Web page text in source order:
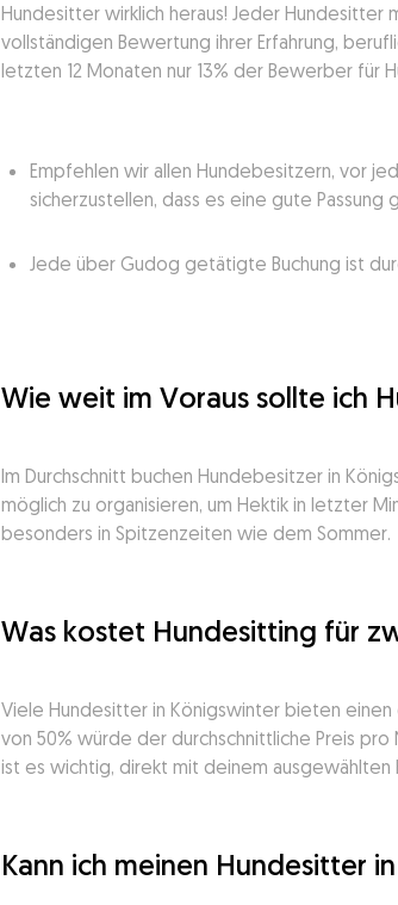
Hundesitter wirklich heraus! Jeder Hundesitter
vollständigen Bewertung ihrer Erfahrung,
letzten 12 Monaten nur 13% der Bewerber für
Empfehlen wir allen Hundebesitzern, vor
sicherzustellen, dass es eine gute Passung
Jede über Gudog getätigte Buchung ist
Wie weit im Voraus sollte ich
Im Durchschnitt buchen Hundebesitzer in
möglich zu organisieren, um Hektik in letzter
besonders in Spitzenzeiten wie dem Sommer.
Was kostet Hundesitting für
Viele Hundesitter in Königswinter bieten
von 50% würde der durchschnittliche Preis
ist es wichtig, direkt mit deinem
Kann ich meinen Hundesitter